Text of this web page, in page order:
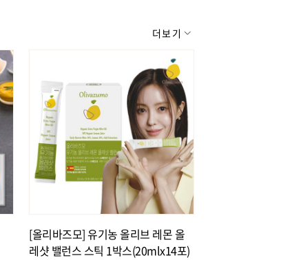
더보기
[올리바즈모] 유기농 올리브 레몬 올
레샷 밸런스 스틱 1박스(20mlx14포)